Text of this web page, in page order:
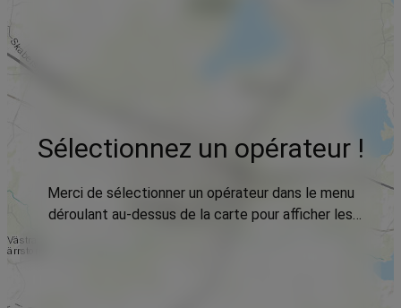
Sélectionnez un opérateur !
Merci de sélectionner un opérateur dans le menu
déroulant au-dessus de la carte pour afficher les